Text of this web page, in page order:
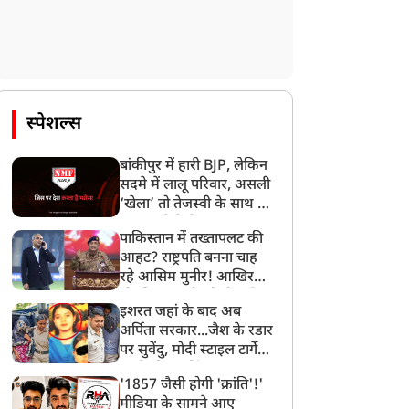
स्पेशल्स
बांकीपुर में हारी BJP, लेकिन
सदमे में लालू परिवार, असली
‘खेला’ तो तेजस्वी के साथ हो
पाकिस्तान में तख्तापलट की
आहट? राष्ट्रपति बनना चाह
रहे आसिम मुनीर! आखिर
बनाया मोहरा?
इशरत जहां के बाद अब
अर्पिता सरकार...जैश के रडार
पर सुवेंदु, मोदी स्टाइल टार्गेट
बड़ा एक्शन!
'1857 जैसी होगी 'क्रांति'!'
मीडिया के सामने आए